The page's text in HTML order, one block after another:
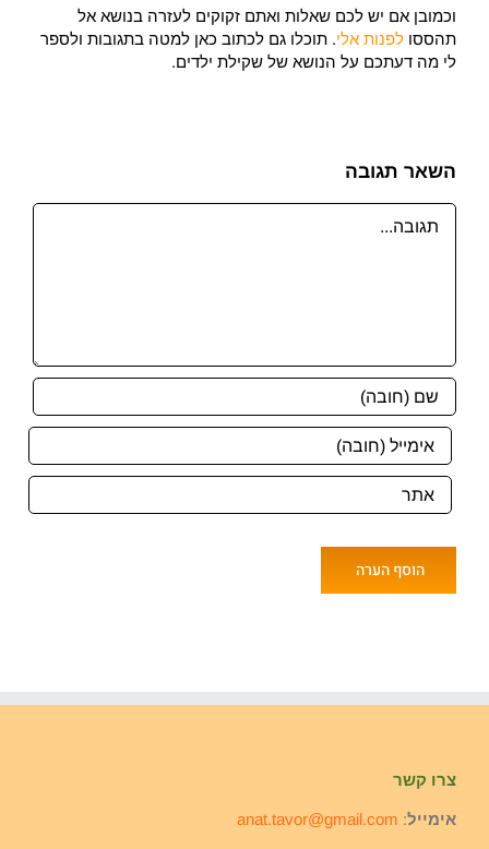
וכמובן אם יש לכם שאלות ואתם זקוקים לעזרה בנושא אל
תהססו לפנות אלי. תוכלו גם לכתוב כאן למטה בתגובות ולספר
לי מה דעתכם על הנושא של שקילת ילדים.
השאר תגובה
הערה
צרו קשר
אימייל:
anat.tavor@gmail.com